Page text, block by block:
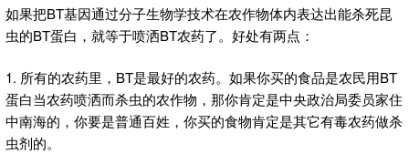
如果把BT基因通过分子生物学技术在农作物体内表达出能杀死昆
虫的BT蛋白，就等于喷洒BT农药了。好处有两点：
1. 所有的农药里，BT是最好的农药。如果你买的食品是农民用BT
蛋白当农药喷洒而杀虫的农作物，那你肯定是中央政治局委员家住
中南海的，你要是普通百姓，你买的食物肯定是其它有毒农药做杀
虫剂的。